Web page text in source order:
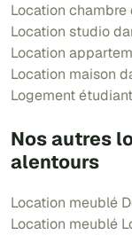
Location chambre
Location studio
Location
Location maison
Logement
Nos autres
alentours
Location meublé
Location meublé